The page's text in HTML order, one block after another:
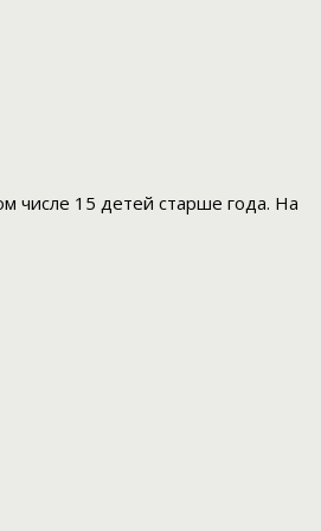
числе 15 детей старше года. На